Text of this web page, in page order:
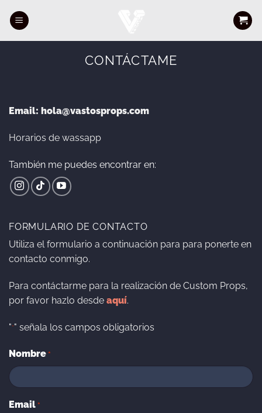
CONTÁCTAME
Email: hola@vastosprops.com
Horarios de wassapp
También me puedes encontrar en:
FORMULARIO DE CONTACTO
Utiliza el formulario a continuación para para ponerte en
contacto conmigo.
Para contáctarme para la realización de Custom Props,
por favor hazlo desde aquí.
"*" señala los campos obligatorios
Nombre *
Email *